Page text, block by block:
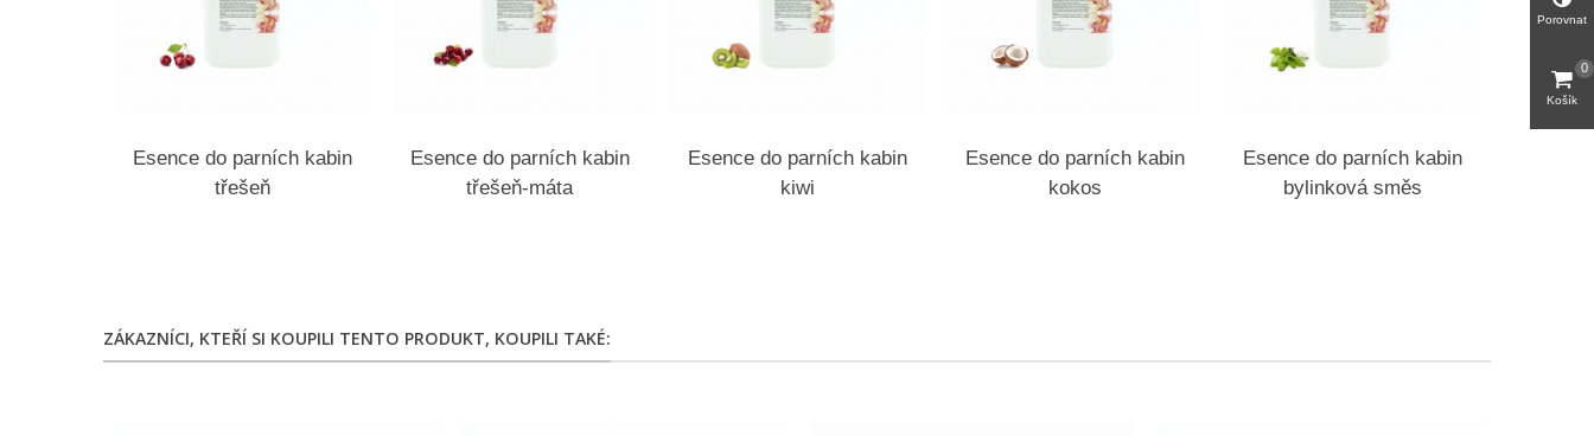
Esence do parních kabin
třešeň
Esence do parních kabin
třešeň-máta
Esence do parních kabin
kiwi
Esence do parních kabin
kokos
Esence do parních kabin
bylinková směs
ZÁKAZNÍCI, KTEŘÍ SI KOUPILI TENTO PRODUKT, KOUPILI TAKÉ:
Porovnat
Košík
0